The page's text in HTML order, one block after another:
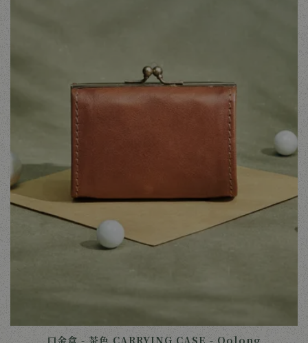
口金盒 - 茶色 CARRYING CASE - Oolong